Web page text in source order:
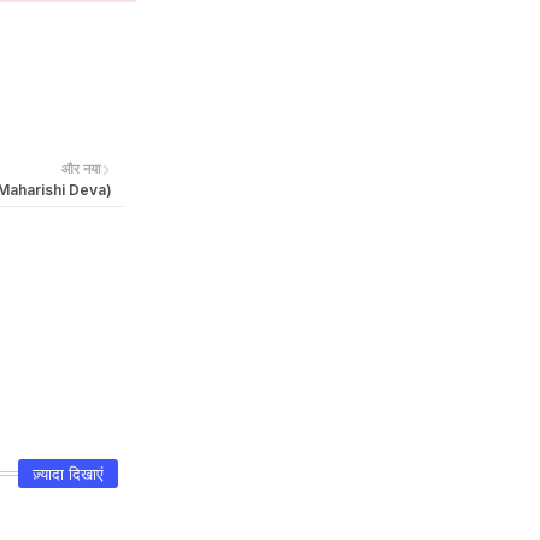
और नया
(Maharishi Deva)
ज़्यादा दिखाएं